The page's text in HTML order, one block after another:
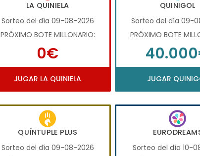
LA QUINIELA
Sorteo del día 09-08-2026
PRÓXIMO BOTE MILLONARIO:
0€
JUGAR LA QUINIELA
QUINIGOL
Sorteo del día 09-
PRÓXIMO BOTE
JUGAR
QUÍNTUPLE PLUS
Sorteo del día 09-08-2026
Sorteo del día 10-